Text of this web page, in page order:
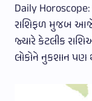
Daily
રાશિફળ મુજબ આજે
જ્યારે કેટલીક
લોકોને નુકશાન